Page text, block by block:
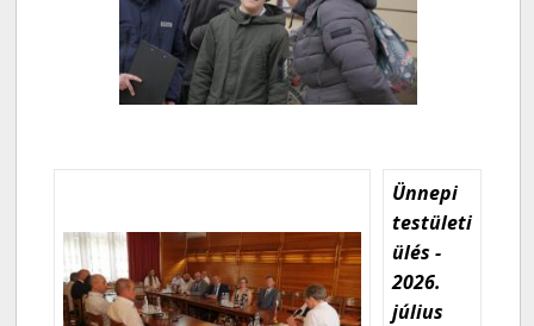
Ünnepi
testületi
ülés -
2026.
július